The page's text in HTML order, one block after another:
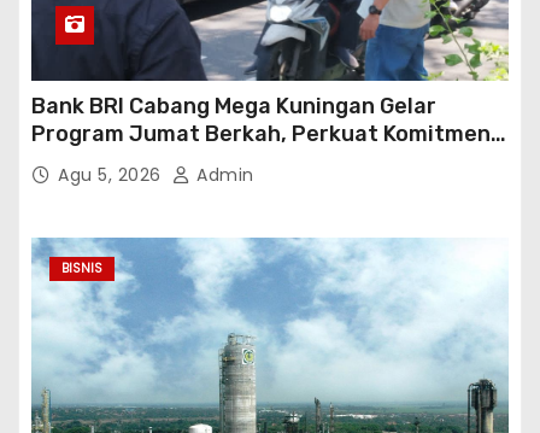
Bank BRI Cabang Mega Kuningan Gelar
Program Jumat Berkah, Perkuat Komitmen
untuk Saling Berbagai Kepada Masyarakat
Sekitar Kawasan Mega Kuningan
Agu 5, 2026 Admin
BISNIS